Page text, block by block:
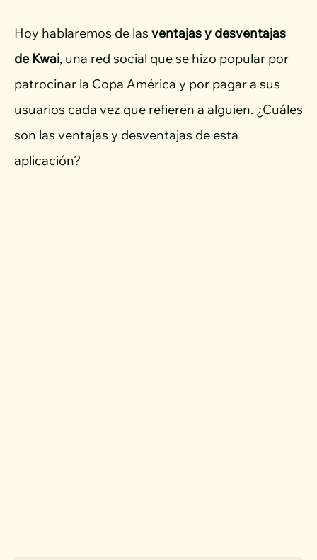
Hoy hablaremos de las ventajas y desventajas
de Kwai, una red social que se hizo popular por
patrocinar la Copa América y por pagar a sus
usuarios cada vez que refieren a alguien. ¿Cuáles
son las ventajas y desventajas de esta
aplicación?